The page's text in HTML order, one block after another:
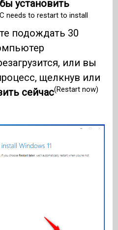
установить
needs to restart to install
подождать 30
или вы
щелкнув или
сейчас(Restart now)